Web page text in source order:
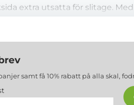
extra utsatta för slitage.
att göra telefonen
repor från bord, fickor och
samt få 10% rabatt på alla skal,